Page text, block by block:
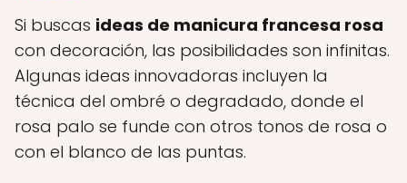
Si buscas ideas de manicura francesa rosa
con decoración, las posibilidades son infinitas.
Algunas ideas innovadoras incluyen la
técnica del ombré o degradado, donde el
rosa palo se funde con otros tonos de rosa o
con el blanco de las puntas.